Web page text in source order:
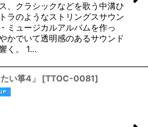
、クラシックなどを歌う中溝ひ
ラのようなストリングスサウン
ミュージカルアルバムを作っ
かでいて透明感のあるサウンド
く。 1…
い箏4」 [TTOC-0081]